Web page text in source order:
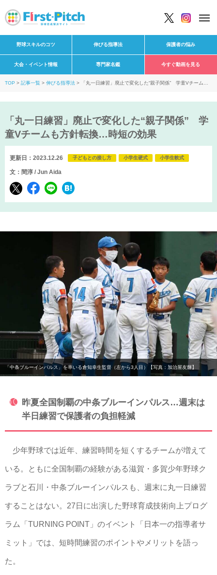
野球スキルのコツ 伸びる指導法 保護者の悩み
大会・イベント情報 専門家名鑑 今すぐ動画を見る
TOP 記事一覧 伸びる指導法
「丸一日練習」廃止で変化した“親子関係” 学童Vチームも
「丸一日練習」廃止で変化した“親子関係” 学
童Vチームも方針転換…時短の効果
更新日：2023.12.26 子どもとの接し方 小学生硬式 小学生軟式
文：間淳 / Jun Aida
「中条ブルーインパルス」を率いる倉知幸生監督（左から3人目）【写真：加治屋友輝】
昨夏全国制覇の中条ブルーインパルス…週末は
半日練習で保護者の負担軽減
少年野球では近年、練習時間を短くするチームが増えて
いる。ともに全国制覇の経験がある滋賀・多賀少年野球ク
ラブと石川・中条ブルーインパルスも、週末に丸一日練習
することはない。27日に出演した野球育成技術向上プログ
ラム「TURNING POINT」のイベント「日本一の指導者サ
ミット」では、短時間練習のポイントやメリットを語っ
た。